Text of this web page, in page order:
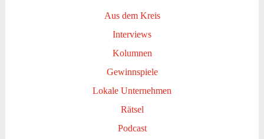
Aus dem Kreis
Interviews
Kolumnen
Gewinnspiele
Lokale Unternehmen
Rätsel
Podcast